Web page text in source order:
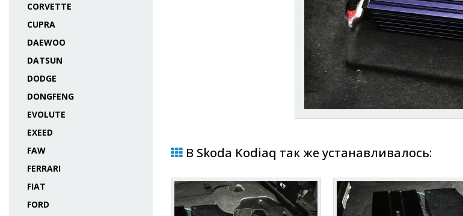
CORVETTE
CUPRA
DAEWOO
DATSUN
DODGE
DONGFENG
EVOLUTE
EXEED
FAW
FERRARI
FIAT
FORD
В Skoda Kodiaq так же устанавливалось: